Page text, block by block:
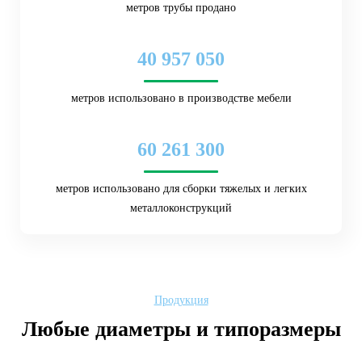
метров трубы продано
40 957 050
метров использовано в производстве мебели
60 261 300
метров использовано для сборки тяжелых и легких
металлоконструкций
Продукция
Любые диаметры и типоразмеры